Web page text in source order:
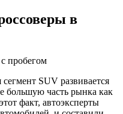
в
SUV развивается
большую часть рынка как
факт, автоэксперты